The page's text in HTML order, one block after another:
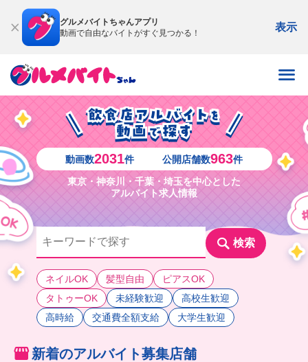
グルメバイトちゃんアプリ
動画で自由なバイトがすぐ見つかる！
表示
動画数2031件 公開店舗数963件
東京・神奈川・千葉・埼玉を中心とした
アルバイト求人情報
検索
ネイルOK 髪型自由
ピアスOK
タトゥーOK
未経験歓迎
高校生歓迎
高時給
交通費全額支給 大学生歓迎
新着のアルバイト募集店舗